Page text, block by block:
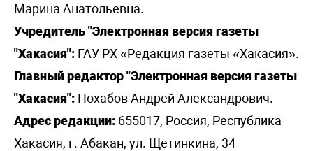
Марина Анатольевна.
Учредитель "Электронная версия газеты
"Хакасия": ГАУ РХ «Редакция газеты «Хакасия».
Главный редактор "Электронная версия газеты
"Хакасия": Похабов Андрей Александрович.
Адрес редакции: 655017, Россия, Республика
Хакасия, г. Абакан, ул. Щетинкина, 34